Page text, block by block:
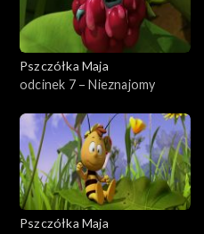
Pszczółka Maja
odcinek 7 – Nieznajomy
Pszczółka Maja